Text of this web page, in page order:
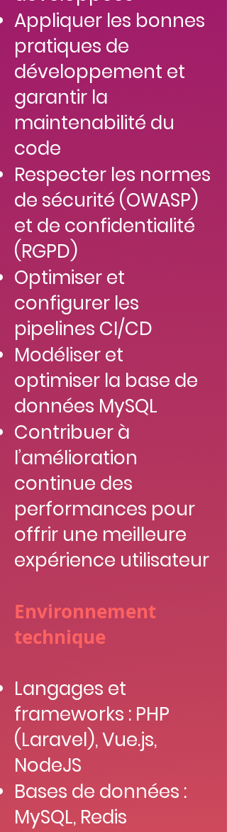
Appliquer les bonnes
pratiques de
développement et
garantir la
maintenabilité du
code
Respecter les normes
de sécurité (OWASP)
et de confidentialité
(RGPD)
Optimiser et
configurer les
pipelines CI/CD
Modéliser et
optimiser la base de
données MySQL
Contribuer à
l’amélioration
continue des
performances pour
offrir une meilleure
expérience utilisateur
Environnement
technique
Langages et
frameworks : PHP
(Laravel), Vue.js,
NodeJS
Bases de données :
MySQL, Redis